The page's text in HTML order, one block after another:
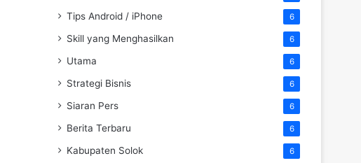
Tips Android / iPhone 6
Skill yang Menghasilkan 6
Utama 6
Strategi Bisnis 6
Siaran Pers 6
Berita Terbaru 6
Kabupaten Solok 6